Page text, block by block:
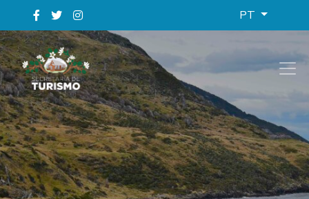
PT